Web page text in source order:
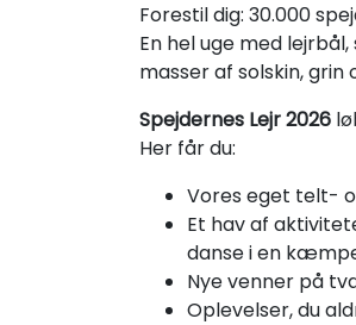
Forestil dig: 30.000
En hel uge med
masser af solskin,
Spejdernes Lejr 2026
Her får du:
Vores eget telt-
Et hav af
danse i en
Nye venner på
Oplevelser, du